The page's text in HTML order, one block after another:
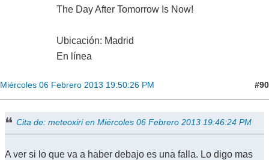
The Day After Tomorrow Is Now!
Ubicación: Madrid
En línea
Miércoles 06 Febrero 2013 19:50:26 PM #90
Cita de: meteoxiri en Miércoles 06 Febrero 2013 19:46:24 PM
A ver si lo que va a haber debajo es una falla. Lo digo mas